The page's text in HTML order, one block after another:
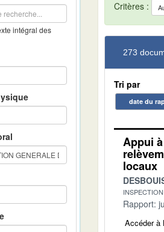
intégral des
Critères :
273
Tri par
date du
Appui
locaux
Rapport:
Accéder à